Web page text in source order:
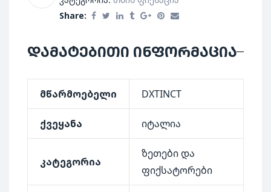
Share:
დამატებითი ინფორმაცია
მწარმოებელი DXTINCT
ქვეყანა იტალია
კატეგორია
ზეთები და
ფიქსატორები